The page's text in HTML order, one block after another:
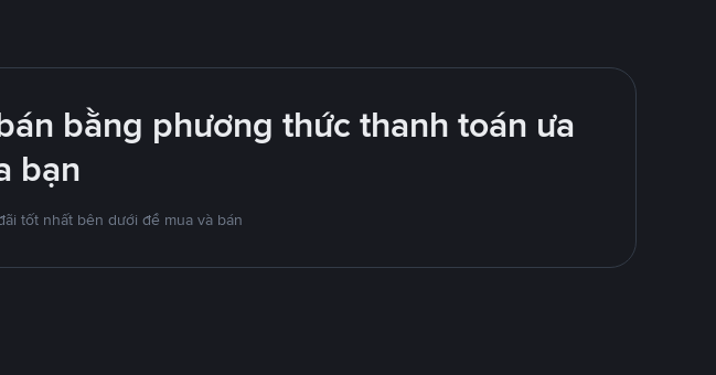
bằng phương thức thanh toán ưa
bạn
tốt nhất bên dưới để mua và bán